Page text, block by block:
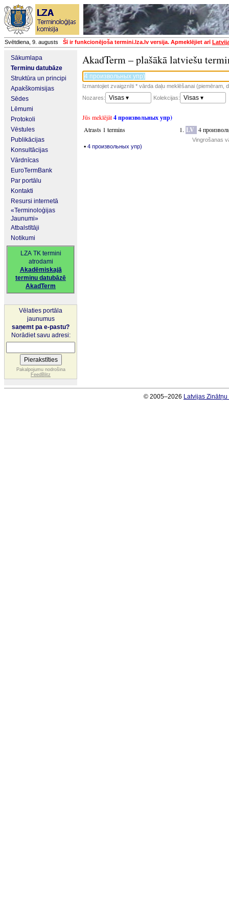
Svētdiena, 9. augusts Šī ir funkcionējoša termini.lza.lv versija. Apmeklējiet arī
Sākumlapa
Terminu datubāze
Struktūra un principi
Apakškomisijas
Sēdes
Lēmumi
Protokoli
Vēstules
Publikācijas
Konsultācijas
Vārdnīcas
EuroTermBank
Par portālu
Kontakti
Resursi internetā
«Terminoloģijas
Jaunumi»
Atbalstītāji
Notikumi
LZA TK termini
atrodami
Akadēmiskajā
terminu datubāzē
AkadTerm
Vēlaties portāla
jaunumus
saņemt pa e-pastu?
Norādiet savu adresi:
Pakalpojumu nodrošina
FeedBlitz
AkadTerm – plašākā latviešu
Izmantojiet zvaigznīti * vārda daļu meklēšanai (piemēram,
Nozares:
Visas ▾ Kolekcijas: Visas ▾
Jūs meklējāt4 произвольных упр)
Atrasts 1 termins
▪ 4 произвольных упр)
LV 4
Vingrošanas
© 2005–2026 Latvijas